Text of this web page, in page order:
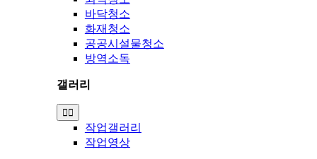
바닥청소
화재청소
공공시설물청소
방역소독
갤러리
Toggle
Navigation
작업갤러리
작업영상